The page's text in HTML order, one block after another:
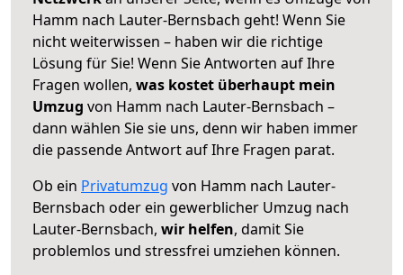
Hamm nach Lauter-Bernsbach geht! Wenn Sie
nicht weiterwissen – haben wir die richtige
Lösung für Sie! Wenn Sie Antworten auf Ihre
Fragen wollen, was kostet überhaupt mein
Umzug von Hamm nach Lauter-Bernsbach –
dann wählen Sie sie uns, denn wir haben immer
die passende Antwort auf Ihre Fragen parat.
Ob ein Privatumzug von Hamm nach Lauter-
Bernsbach oder ein gewerblicher Umzug nach
Lauter-Bernsbach, wir helfen, damit Sie
problemlos und stressfrei umziehen können.